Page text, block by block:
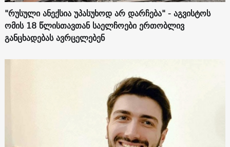
"რუსული ანექსია უპასუხოდ არ დარჩება" - აგვისტოს
ომის 18 წლისთავთან საელჩოები ერთობლივ
განცხადებას ავრცელებენ